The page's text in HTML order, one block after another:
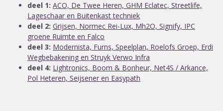
deel 1: ACO, De Twee Heren, GHM Eclatec, Streetlife,
Lageschaar en Buitenkast techniek
deel 2: Grijsen, Normec Rei-Lux, Mh2O, Signify, IPC
groene Ruimte en Falco
deel 3: Modernista, Furns, Speelplan, Roelofs Groep, Erdi
Wegbebakening en Struyk Verwo Infra
deel 4: Lightronics, Boom & Bonheur, Net4S / Arkance,
Pol Heteren, Seijsener en Easypath